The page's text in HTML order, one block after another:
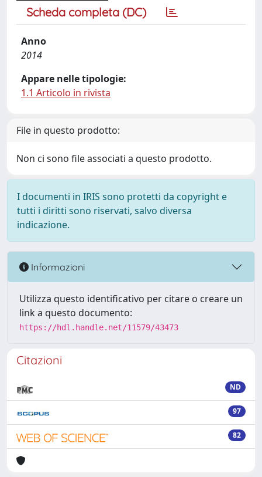
Scheda completa (DC)
Anno
2014
Appare nelle tipologie:
1.1 Articolo in rivista
File in questo prodotto:
Non ci sono file associati a questo prodotto.
I documenti in IRIS sono protetti da copyright e
tutti i diritti sono riservati, salvo diversa
indicazione.
Informazioni
Utilizza questo identificativo per citare o creare un
link a questo documento:
https://hdl.handle.net/11579/43473
Citazioni
ND
97
82